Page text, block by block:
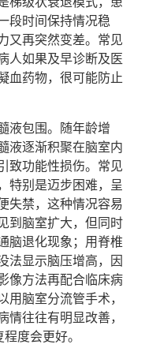
段时间保持情况稳
又再突然变差。常见
人如果及早诊断及医
血药物，很可能防止
液包围。随年龄增
液逐渐积聚在脑室内
致功能性损伤。常见
特别是迈步困难，呈
失禁，这种情况容易
到脑室扩大，但同时
脑退化现象；用脊椎
法显示脑压增高，因
像方法再配合临床病
脑室分流管手术，
往往有明显改善，
度会更好。